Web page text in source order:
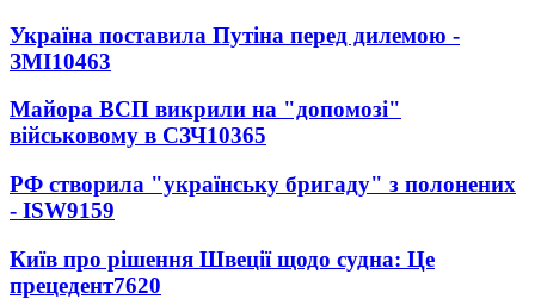
Україна поставила Путіна перед дилемою -
ЗМІ10463
Майора ВСП викрили на "допомозі"
військовому в СЗЧ10365
РФ створила "українську бригаду" з полонених
- ISW9159
Київ про рішення Швеції щодо судна: Це
прецедент7620